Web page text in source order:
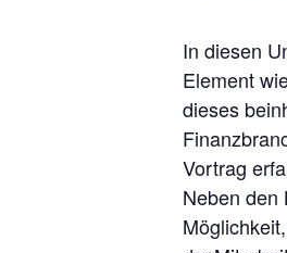
In diesen
Element
dieses
Vortrag
Neben den